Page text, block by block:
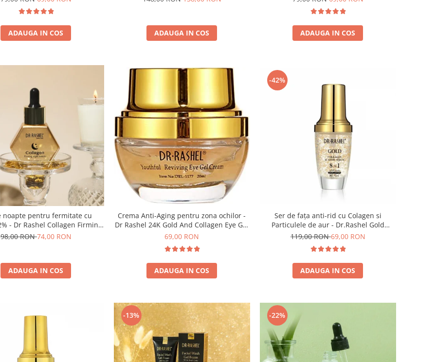
ADAUGA IN COS ADAUGA IN COS ADAUGA IN COS
noapte pentru fermitate cu
- Dr Rashel Collagen Firming
Night Serum - 35 ml
98,00 RON74,00 RON
ADAUGA IN COS
Crema Anti-Aging pentru zona ochilor -
Dr Rashel 24K Gold And Collagen Eye Gel
Cream 20 ml
69,00 RON
ADAUGA IN COS
-42%
Ser de fața anti-rid cu Colagen si
Particulele de aur - Dr.Rashel Gold
Collagen Elastin Serum Wrinkle Aging
119,00 RON69,00 RON
ADAUGA IN COS
-13% -22%